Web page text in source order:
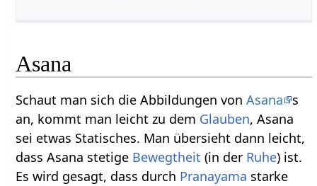
Asana
Schaut man sich die Abbildungen vonAsana
s
an, kommt man leicht zu dem Glauben, Asana
sei etwas Statisches. Man übersieht dann leicht,
dass Asana stetige Bewegtheit (in der Ruhe) ist.
Es wird gesagt, dass durch Pranayama starke